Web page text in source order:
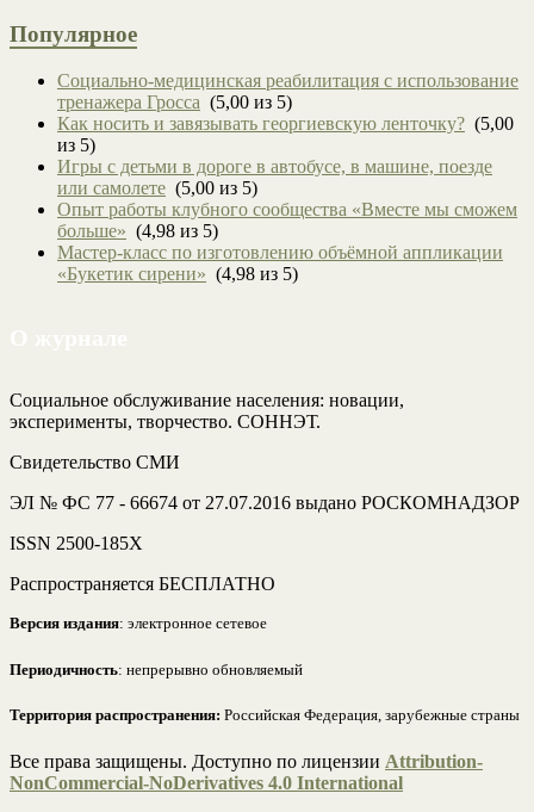
Популярное
Социально-медицинская реабилитация с использование
тренажера Гросса (5,00 из 5)
Как носить и завязывать георгиевскую ленточку? (5,00
из 5)
Игры с детьми в дороге в автобусе, в машине, поезде
или самолете (5,00 из 5)
Опыт работы клубного сообщества «Вместе мы сможем
больше» (4,98 из 5)
Мастер-класс по изготовлению объёмной аппликации
«Букетик сирени» (4,98 из 5)
Социальное обслуживание населения: новации,
эксперименты, творчество. СОННЭТ.
Свидетельство СМИ
ЭЛ № ФС 77 - 66674 от 27.07.2016 выдано РОСКОМНАДЗОР
ISSN 2500-185Х
Распространяется БЕСПЛАТНО
Версия издания: электронное сетевое
Периодичность: непрерывно обновляемый
Территория распространения: Российская Федерация, зарубежные страны
Все права защищены. Доступно по лицензии Attribution-
NonCommercial-NoDerivatives 4.0 International